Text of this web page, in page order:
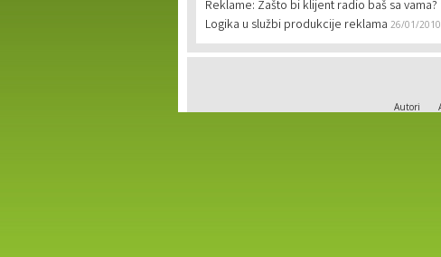
Reklame: Zašto bi klijent radio baš sa vama?
Logika u službi produkcije reklama 26/01/2010
Autori